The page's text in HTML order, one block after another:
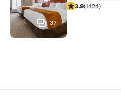
37
Calificación de
3.9(1424)